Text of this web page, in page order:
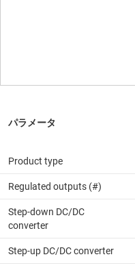
Product type
Regulated outputs (#)
Step-down DC/DC
converter
Step-up DC/DC converter